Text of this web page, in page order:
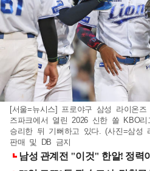
[서울=뉴시스] 프로야구 삼성 라이온
즈파크에서 열린 2026 신한 쏠 KBO
승리한 뒤 기뻐하고 있다. (사진=삼성
판매 및 DB 금지